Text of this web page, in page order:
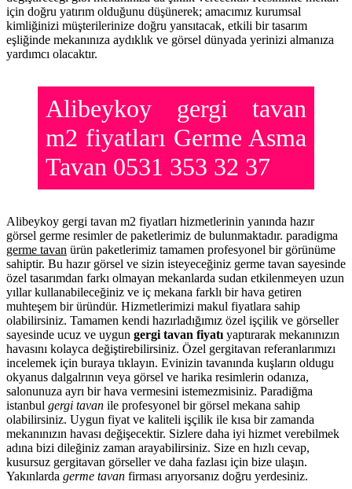
için doğru yatırım olduğunu düşünerek; amacımız kurumsal
kimliğinizi müşterilerinize doğru yansıtacak, etkili bir tasarım
eşliğinde mekanınıza aydıklık ve görsel dünyada yerinizi almanıza
yardımcı olacaktır.
Alibeykoy gergi tavan
m2 fiyatları Germe Asma
Tavan 0531 353 32 37
Alibeykoy gergi tavan m2 fiyatları hizmetlerinin yanında hazır
görsel germe resimler de paketlerimiz de bulunmaktadır. paradigma
germe tavan ürün paketlerimiz tamamen profesyonel bir görünüme
sahiptir. Bu hazır görsel ve sizin isteyeceğiniz germe tavan sayesinde
özel tasarımdan farkı olmayan mekanlarda sudan etkilenmeyen uzun
yıllar kullanabileceğiniz ve iç mekana farklı bir hava getiren
muhteşem bir üründür. Hizmetlerimizi makul fiyatlara sahip
olabilirsiniz. Tamamen kendi hazırladığımız özel işçilik ve görseller
sayesinde ucuz ve uygun gergi tavan fiyatı yaptırarak mekanınızın
havasını kolayca değiştirebilirsiniz. Özel gergitavan referanlarımızı
incelemek için buraya tıklayın. Evinizin tavanında kuşların oldugu
okyanus dalgalrının veya görsel ve harika resimlerin odanıza,
salonunuza ayrı bir hava vermesini istemezmisiniz. Paradiğma
istanbul gergi tavan ile profesyonel bir görsel mekana sahip
olabilirsiniz. Uygun fiyat ve kaliteli işçilik ile kısa bir zamanda
mekanınızın havası değişecektir. Sizlere daha iyi hizmet verebilmek
adına bizi dileğiniz zaman arayabilirsiniz. Size en hızlı cevap,
kusursuz gergitavan görseller ve daha fazlası için bize ulaşın.
Yakınlarda germe tavan firması arıyorsanız doğru yerdesiniz.